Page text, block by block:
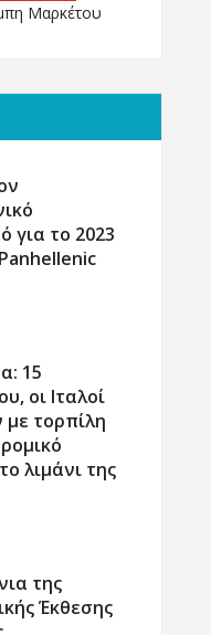
Μαρκέτου
για το 2023
15
οι Ιταλοί
με τορπίλη
λιμάνι της
της
Έκθεσης